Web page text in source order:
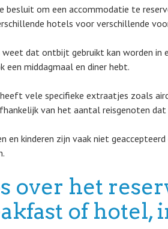
besluit om een accommodatie te
hotels voor verschillende
weet dat ontbijt gebruikt kan worden in
een middagmaal en diner hebt.
vele specifieke extraatjes zoals
van het aantal reisgenoten
en kinderen zijn vaak niet
over het
of hotel,